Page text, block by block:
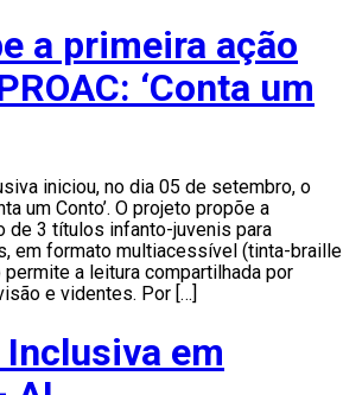
a primeira ação
‘Conta um
iniciou, no dia 05 de setembro, o
um Conto’. O projeto propõe a
de 3 títulos infanto-juvenis para
em formato multiacessível (tinta-braille
a leitura compartilhada por
e videntes. Por […]
em